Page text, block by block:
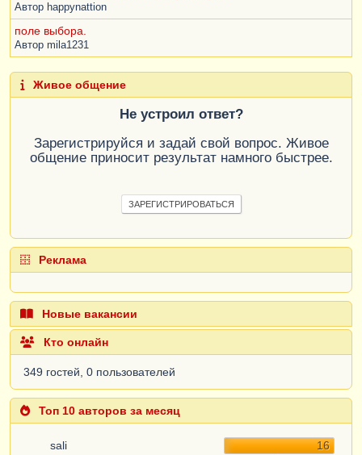
Автор happynattion
поле выбора.
Автор mila1231
Живое общение
Не устроил ответ?
Зарегистрируйся и задай свой вопрос. Живое
общение приносит результат намного быстрее.
ЗАРЕГИСТРИРОВАТЬСЯ
Реклама
Новые вакансии
Кто онлайн
349 гостей, 0 пользователей
Топ 10 авторов за месяц
sali
16